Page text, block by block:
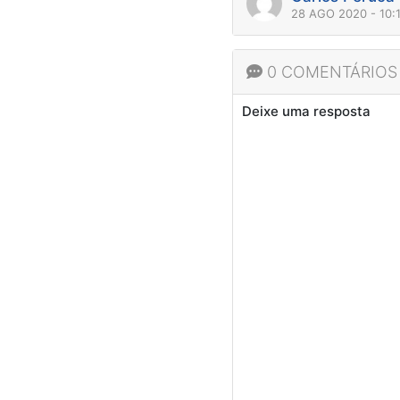
28 AGO 2020 -
0 COMENTÁRIOS
Deixe uma resposta